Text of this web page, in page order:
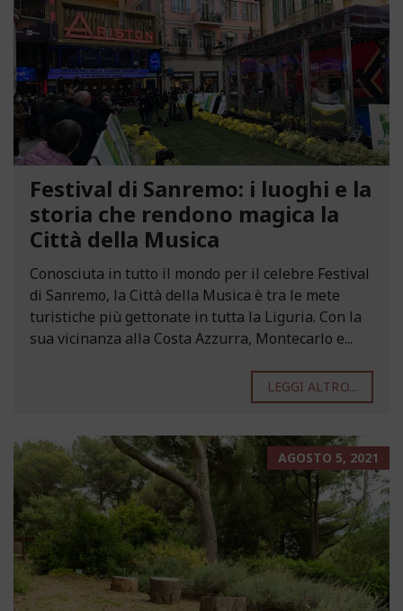
Festival di Sanremo: i luoghi e la
storia che rendono magica la
Città della Musica
Conosciuta in tutto il mondo per il celebre Festival
di Sanremo, la Città della Musica è tra le mete
turistiche più gettonate in tutta la Liguria. Con la
sua vicinanza alla Costa Azzurra, Montecarlo e...
LEGGI ALTRO...
AGOSTO 5, 2021